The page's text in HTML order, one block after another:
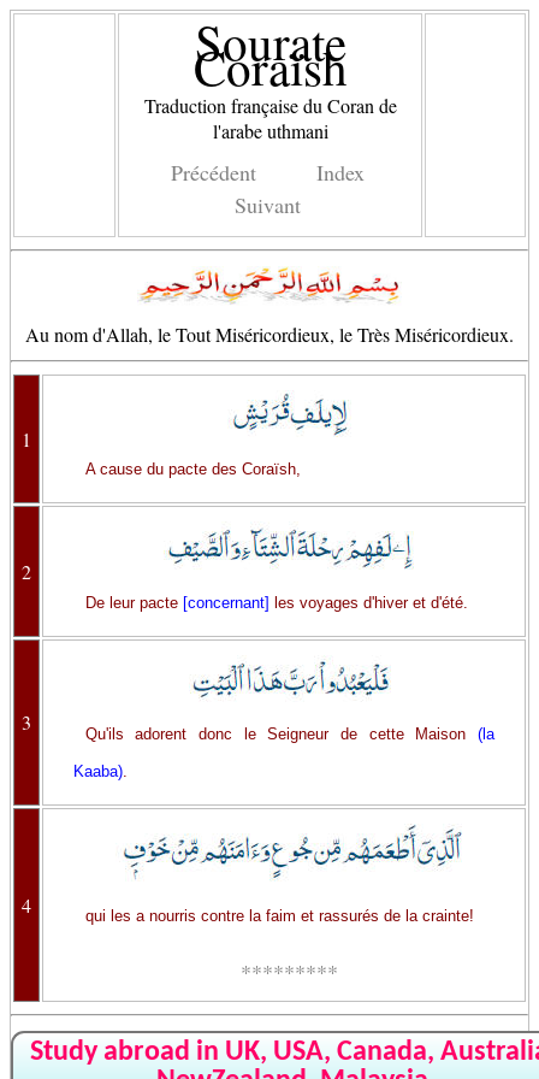
Sourate
Coraïsh
Traduction française du Coran de
l'arabe uthmani
Précédent
Index
Suivant
Au nom d'Allah, le Tout Miséricordieux, le Très Miséricordieux.
1
A cause du pacte des Coraïsh,
2
De leur pacte [concernant] les voyages d'hiver et d'été.
3 Qu'ils adorent donc le Seigneur de cette Maison (la
Kaaba).
4 qui les a nourris contre la faim et rassurés de la crainte!
*********
Study abroad in UK, USA, Canada,